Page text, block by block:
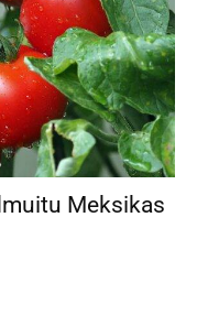
Meksikas